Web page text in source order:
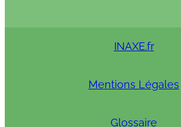
INAXE.fr
Mentions Légales
Glossaire